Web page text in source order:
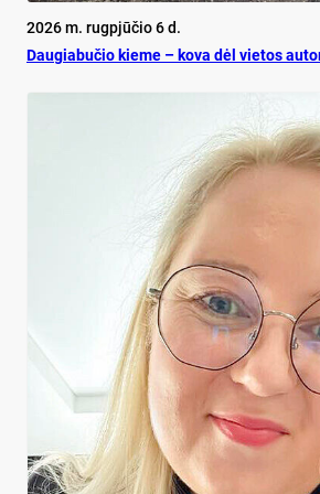
2026 m. rugpjūčio 6 d.
Dau­gia­bu­čio kie­me – ko­va dėl vie­tos